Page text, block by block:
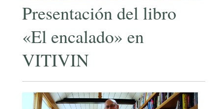
Presentación del libro
«El encalado» en
VITIVIN